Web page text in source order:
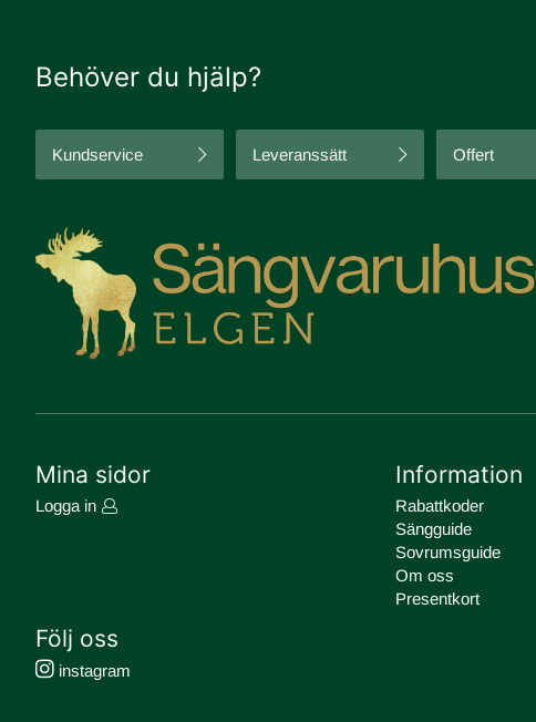
Behöver du hjälp?
Kundservice Leveranssätt Offert
Mina sidor
Logga in
Information
Rabattkoder
Sängguide
Sovrumsguide
Om oss
Presentkort
Följ oss
instagram